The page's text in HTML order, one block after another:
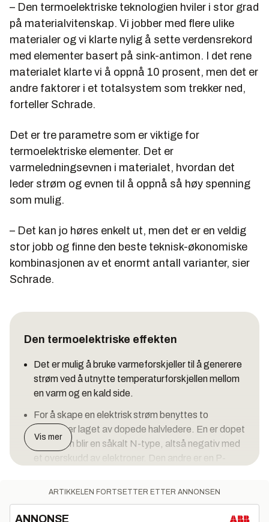
– Den termoelektriske teknologien hviler i stor grad
på materialvitenskap. Vi jobber med flere ulike
materialer og vi klarte nylig å sette verdensrekord
med elementer basert på sink-antimon. I det rene
materialet klarte vi å oppnå 10 prosent, men det er
andre faktorer i et totalsystem som trekker ned,
forteller Schrade.
Det er tre parametre som er viktige for
termoelektriske elementer. Det er
varmeledningsevnen i materialet, hvordan det
leder strøm og evnen til å oppnå så høy spenning
som mulig.
– Det kan jo høres enkelt ut, men det er en veldig
stor jobb og finne den beste teknisk-økonomiske
kombinasjonen av et enormt antall varianter, sier
Schrade.
Den termoelektriske effekten
Det er mulig å bruke varmeforskjeller til å generere
strøm ved å utnytte temperaturforskjellen mellom
en varm og en kald side.
For å skape en elektrisk strøm benyttes to
elementer laget av dopede halvledere. En er dopet
slik at den blir en såkalt N-type, altså negativ med
et overskudd av elektroner. Den andre er en P-
elektroner, eller som vi også sier med et overskudd
Vis mer
ARTIKKELEN FORTSETTER ETTER ANNONSEN
ANNONSE